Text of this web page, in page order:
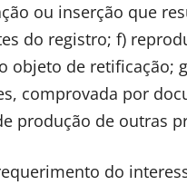
ou inserção que
do registro; f)
objeto de retificação;
comprovada por
produção de outras
do